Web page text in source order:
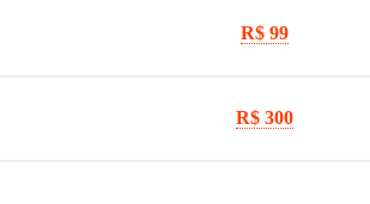
R$ 99
R$ 300